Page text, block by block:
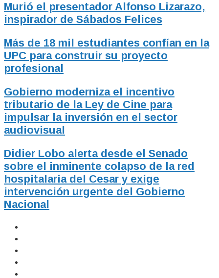
Murió el presentador Alfonso Lizarazo,
inspirador de Sábados Felices
Más de 18 mil estudiantes confían en la
UPC para construir su proyecto
profesional
Gobierno moderniza el incentivo
tributario de la Ley de Cine para
impulsar la inversión en el sector
audiovisual
Didier Lobo alerta desde el Senado
sobre el inminente colapso de la red
hospitalaria del Cesar y exige
intervención urgente del Gobierno
Nacional